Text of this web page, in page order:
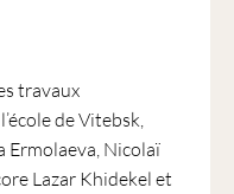
travaux
de Vitebsk,
Ermolaeva, Nicolaï
Lazar Khidekel et